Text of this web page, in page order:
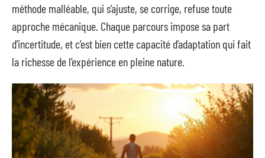
méthode malléable, qui s’ajuste, se corrige, refuse toute
approche mécanique. Chaque parcours impose sa part
d’incertitude, et c’est bien cette capacité d’adaptation qui fait
la richesse de l’expérience en pleine nature.